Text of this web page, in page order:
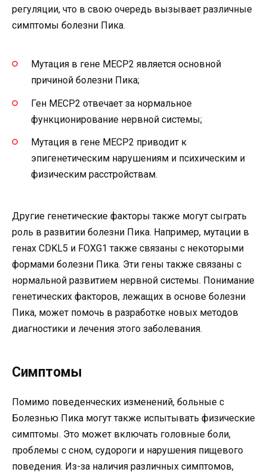
регуляции, что в свою очередь вызывает различные
симптомы болезни Пика.
Мутация в гене MECP2 является основной
причиной болезни Пика;
Ген MECP2 отвечает за нормальное
функционирование нервной системы;
Мутация в гене MECP2 приводит к
эпигенетическим нарушениям и психическим и
физическим расстройствам.
Другие генетические факторы также могут сыграть
роль в развитии болезни Пика. Например, мутации в
генах CDKL5 и FOXG1 также связаны с некоторыми
формами болезни Пика. Эти гены также связаны с
нормальной развитием нервной системы. Понимание
генетических факторов, лежащих в основе болезни
Пика, может помочь в разработке новых методов
диагностики и лечения этого заболевания.
Симптомы
Помимо поведенческих изменений, больные с
Болезнью Пика могут также испытывать физические
симптомы. Это может включать головные боли,
проблемы с сном, судороги и нарушения пищевого
поведения. Из-за наличия различных симптомов,